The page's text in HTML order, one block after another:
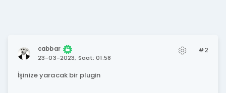
cabbar
23-03-2023, Saat: 01:58
#2
İşinize yaracak bir plugin